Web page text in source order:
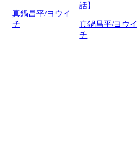
真鍋昌平/ヨウイ
チ
話】
真鍋昌平/ヨウイ
チ